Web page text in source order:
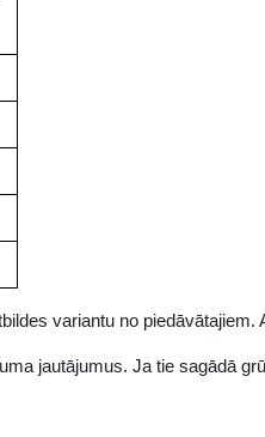
variantu no
jautājumus. Ja tie sagādā